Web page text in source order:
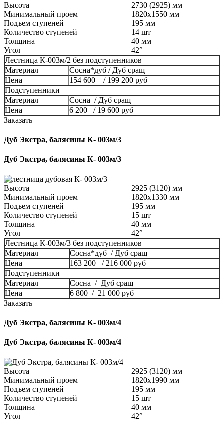
Высота
2730 (2925) мм
Минимальный проем
1820x1550 мм
Подъем ступеней
195 мм
Количество ступеней
14 шт
Толщина
40 мм
Угол
42°
Лестница К-003м/2 без подступенников
Материал
Сосна*дуб / Дуб сращ
Цена
154 600 / 199 200 руб
Подступенники
Материал
Сосна / Дуб сращ
Цена
6 200 / 19 600 руб
Заказать
Дуб Экстра, балясины К- 003м/3
Дуб Экстра, балясины К- 003м/3
Высота
2925 (3120) мм
Минимальный проем
1820x1330 мм
Подъем ступеней
195 мм
Количество ступеней
15 шт
Толщина
40 мм
Угол
42°
Лестница К-003м/3 без подступенников
Материал
Сосна*дуб / Дуб сращ
Цена
163 200 / 216 000 руб
Подступенники
Материал
Сосна / Дуб сращ
Цена
6 800 / 21 000 руб
Заказать
Дуб Экстра, балясины К- 003м/4
Дуб Экстра, балясины К- 003м/4
Высота
2925 (3120) мм
Минимальный проем
1820x1990 мм
Подъем ступеней
195 мм
Количество ступеней
15 шт
Толщина
40 мм
Угол
42°